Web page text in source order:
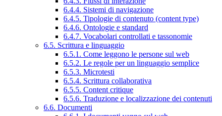
6.4.4. Sistemi di navigazione
6.4.5. Tipologie di contenuto (content type)
6.4.6. Ontologie e standard
6.4.7. Vocabolari controllati e tassonomie
6.5. Scrittura e linguaggio
6.5.1. Come leggono le persone sul web
6.5.2. Le regole per un linguaggio semplice
6.5.3. Microtesti
6.5.4. Scrittura collaborativa
6.5.5. Content critique
6.5.6. Traduzione e localizzazione dei contenuti
6.6. Documenti